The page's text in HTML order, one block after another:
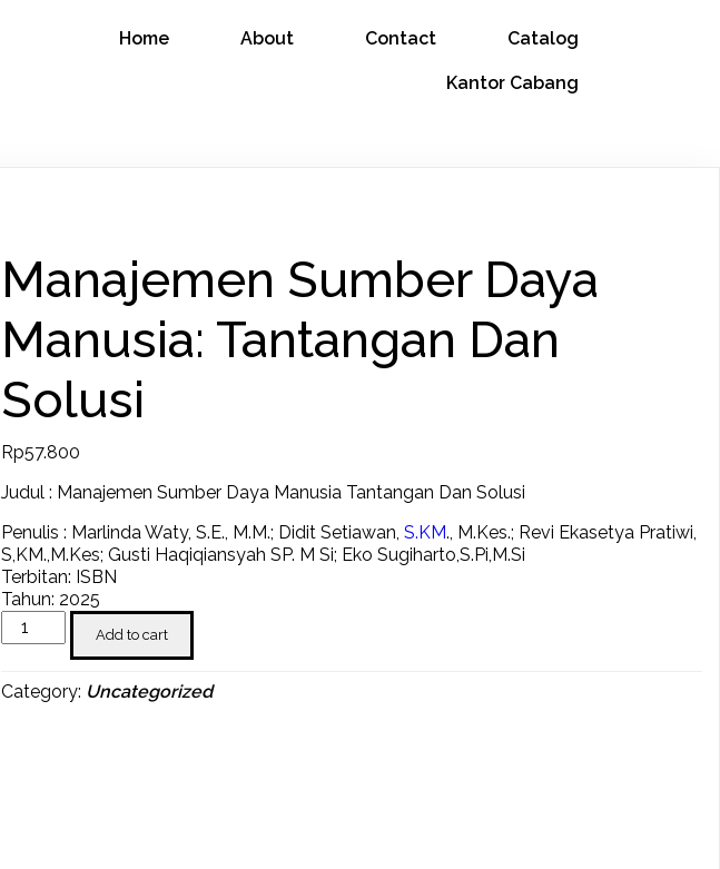
Home About Contact Catalog
Kantor Cabang
Manajemen Sumber Daya
Manusia: Tantangan Dan
Solusi
Rp57.800
Judul : Manajemen Sumber Daya Manusia Tantangan Dan Solusi
Penulis : Marlinda Waty, S.E., M.M.; Didit Setiawan,S.KM., M.Kes.; Revi Ekasetya Pratiwi,
S,KM.,M.Kes; Gusti Haqiqiansyah SP. M Si; Eko Sugiharto,S.Pi,M.Si
Terbitan: ISBN
Tahun: 2025
Manajemen
Sumber
Manusia:
Tantangan
Add to cart
Category: Uncategorized